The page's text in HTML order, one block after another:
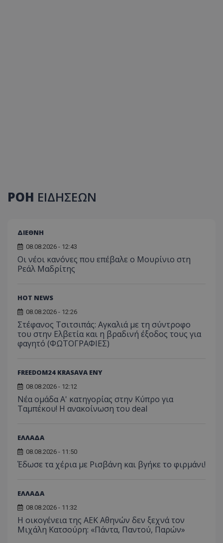
ΡΟΗ ΕΙΔΗΣΕΩΝ
ΔΙΕΘΝΗ
08.08.2026 - 12:43
Οι νέοι κανόνες που επέβαλε ο Μουρίνιο στη
Ρεάλ Μαδρίτης
HOT NEWS
08.08.2026 - 12:26
Στέφανος Τσιτσιπάς: Αγκαλιά με τη σύντροφο
του στην Ελβετία και η βραδινή έξοδος τους για
φαγητό (ΦΩΤΟΓΡΑΦΙΕΣ)
FREEDOM24 KRASAVA ΕΝΥ
08.08.2026 - 12:12
Νέα ομάδα Α' κατηγορίας στην Κύπρο για
Ταμπέκου! Η ανακοίνωση του deal
ΕΛΛΑΔΑ
08.08.2026 - 11:50
Έδωσε τα χέρια με Ρισβάνη και βγήκε το φιρμάνι!
ΕΛΛΑΔΑ
08.08.2026 - 11:32
Η οικογένεια της ΑΕΚ Αθηνών δεν ξεχνά τον
Μιχάλη Κατσούρη: «Πάντα, Παντού, Παρών»